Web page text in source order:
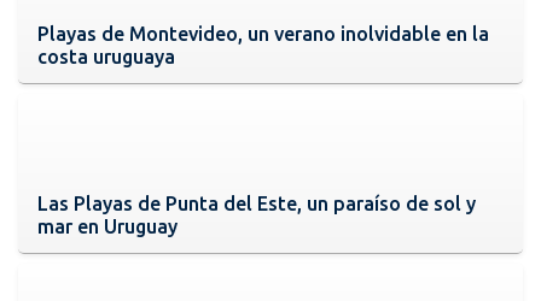
Playas de Montevideo, un verano inolvidable en la
costa uruguaya
Las Playas de Punta del Este, un paraíso de sol y
mar en Uruguay